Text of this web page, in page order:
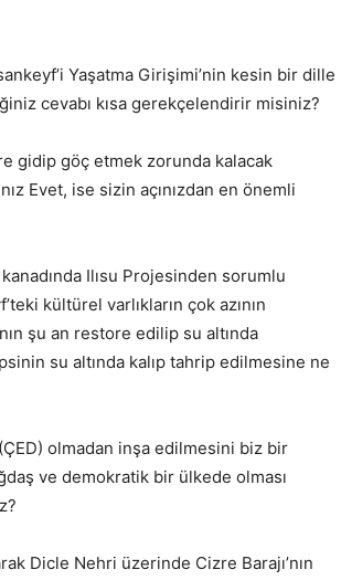
Yaşatma Girişimi’nin kesin bir dille
cevabı kısa gerekçelendirir misiniz?
gidip göç etmek zorunda kalacak
Evet, ise sizin açınızdan en önemli
Ilısu Projesinden sorumlu
kültürel varlıkların çok azının
şu an restore edilip su altında
su altında kalıp tahrip edilmesine ne
olmadan inşa edilmesini biz bir
ve demokratik bir ülkede olması
Dicle Nehri üzerinde Cizre Barajı’nın